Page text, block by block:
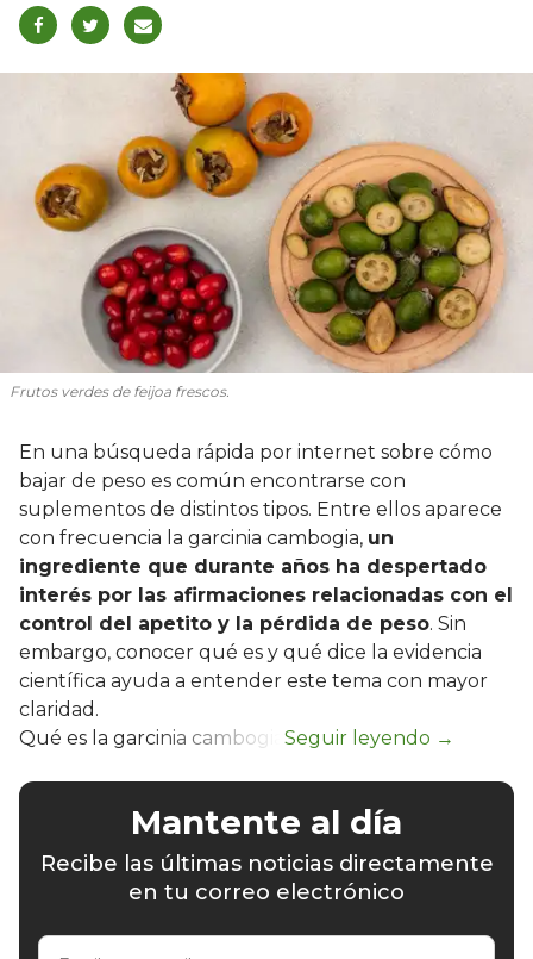
Frutos verdes de feijoa frescos.
En una búsqueda rápida por internet sobre cómo
bajar de peso es común encontrarse con
suplementos de distintos tipos. Entre ellos aparece
con frecuencia la garcinia cambogia, un
ingrediente que durante años ha despertado
interés por las afirmaciones relacionadas con el
control del apetito y la pérdida de peso. Sin
embargo, conocer qué es y qué dice la evidencia
científica ayuda a entender este tema con mayor
claridad.
Qué es la garcinia cambogia
Mantente al día
Recibe las últimas noticias directamente
en tu correo electrónico
Escribe